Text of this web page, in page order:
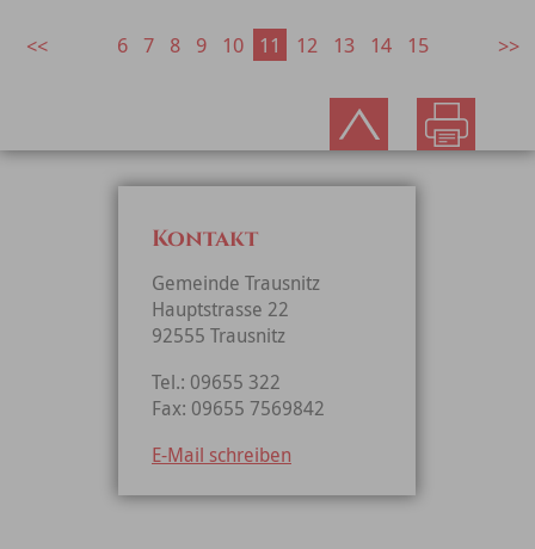
6 7 8 9 10 11 12 13 14 15
Kontakt
Gemeinde Trausnitz
Hauptstrasse 22
92555 Trausnitz
Tel.: 09655 322
Fax: 09655 7569842
E-Mail schreiben